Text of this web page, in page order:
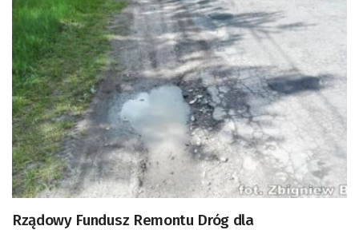
Rządowy Fundusz Remontu Dróg dla